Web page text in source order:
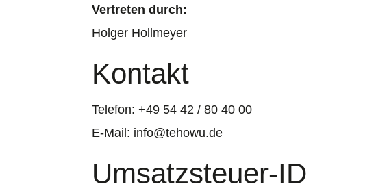
Vertreten durch:
Holger Hollmeyer
Kontakt
Telefon: +49 54 42 / 80 40 00
E-Mail: info@tehowu.de
Umsatzsteuer-ID